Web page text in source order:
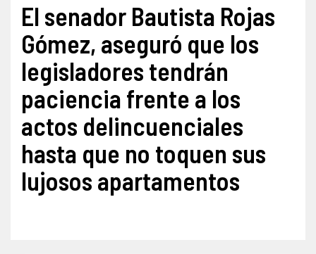
El senador Bautista Rojas
Gómez, aseguró que los
legisladores tendrán
paciencia frente a los
actos delincuenciales
hasta que no toquen sus
lujosos apartamentos